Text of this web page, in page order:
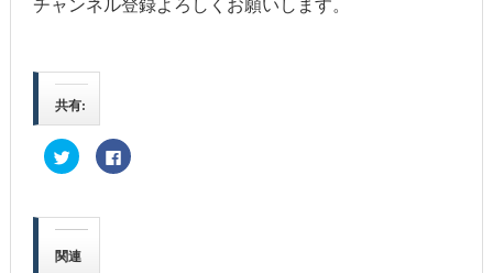
チャンネル登録よろしくお願いします。
共有:
ク
リ
て
Twitter
で
共
Facebook
で
関連